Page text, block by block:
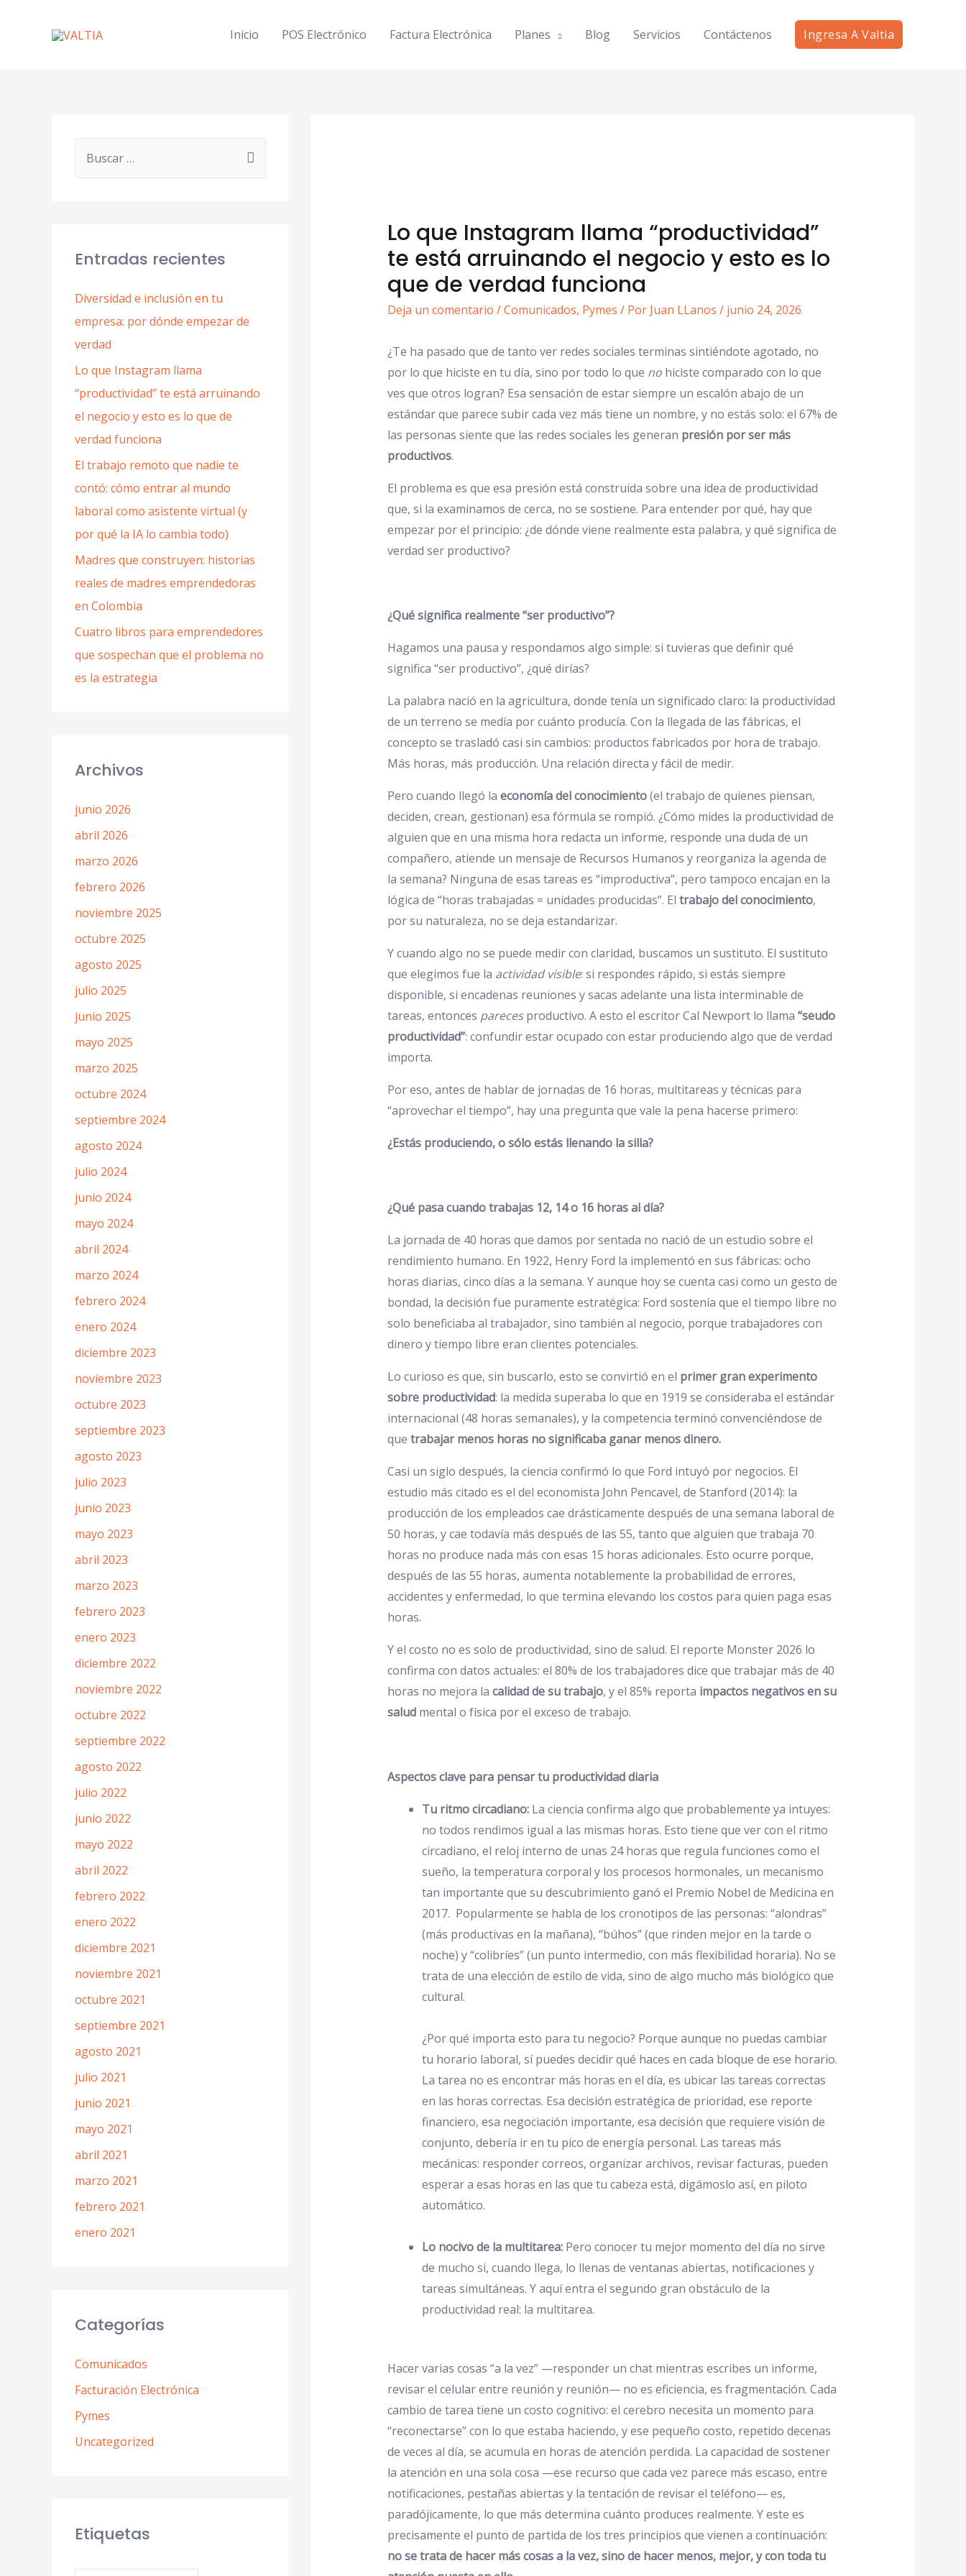
Inicio POS Electrónico Factura Electrónica Planes Blog Servicios Contáctenos Ingresa A Valtia
rEntradas recientes
Diversidad e inclusión en tu
empresa: por dónde empezar de
verdad
Lo que Instagram llama
“productividad” te está arruinando
el negocio y esto es lo que de
verdad funciona
El trabajo remoto que nadie te
contó: cómo entrar al mundo
laboral como asistente virtual (y
por qué la IA lo cambia todo)
Madres que construyen: historias
reales de madres emprendedoras
en Colombia
Cuatro libros para emprendedores
que sospechan que el problema no
es la estrategia
Archivos
junio 2026
abril 2026
marzo 2026
febrero 2026
noviembre 2025
octubre 2025
agosto 2025
julio 2025
junio 2025
mayo 2025
marzo 2025
octubre 2024
septiembre 2024
agosto 2024
julio 2024
junio 2024
mayo 2024
abril 2024
marzo 2024
febrero 2024
enero 2024
diciembre 2023
noviembre 2023
octubre 2023
septiembre 2023
agosto 2023
julio 2023
junio 2023
mayo 2023
abril 2023
marzo 2023
febrero 2023
enero 2023
diciembre 2022
noviembre 2022
octubre 2022
septiembre 2022
agosto 2022
julio 2022
junio 2022
mayo 2022
abril 2022
febrero 2022
enero 2022
diciembre 2021
noviembre 2021
octubre 2021
septiembre 2021
agosto 2021
julio 2021
junio 2021
mayo 2021
abril 2021
marzo 2021
febrero 2021
enero 2021
Categorías
Comunicados
Facturación Electrónica
Pymes
Uncategorized
Etiquetas
Lo que Instagram llama “productividad”
te está arruinando el negocio y esto es lo
que de verdad funciona
Deja un comentario /Comunicados, Pymes / Por Juan LLanos / junio 24, 2026
¿Te ha pasado que de tanto ver redes sociales terminas sintiéndote agotado, no
por lo que hiciste en tu día, sino por todo lo que nohiciste comparado con lo que
ves que otros logran? Esa sensación de estar siempre un escalón abajo de un
estándar que parece subir cada vez más tiene un nombre, y no estás solo: el 67% de
las personas siente que las redes sociales les generan presión por ser más
productivos.
El problema es que esa presión está construida sobre una idea de productividad
que, si la examinamos de cerca, no se sostiene. Para entender por qué, hay que
empezar por el principio: ¿de dónde viene realmente esta palabra, y qué significa de
verdad ser productivo?
¿Qué significa realmente “ser productivo”?
Hagamos una pausa y respondamos algo simple: si tuvieras que definir qué
significa “ser productivo”, ¿qué dirías?
La palabra nació en la agricultura, donde tenía un significado claro: la productividad
de un terreno se medía por cuánto producía. Con la llegada de las fábricas, el
concepto se trasladó casi sin cambios: productos fabricados por hora de trabajo.
Más horas, más producción. Una relación directa y fácil de medir.
Pero cuando llegó la economía del conocimiento(el trabajo de quienes piensan,
deciden, crean, gestionan) esa fórmula se rompió. ¿Cómo mides la productividad de
alguien que en una misma hora redacta un informe, responde una duda de un
compañero, atiende un mensaje de Recursos Humanos y reorganiza la agenda de
la semana? Ninguna de esas tareas es “improductiva”, pero tampoco encajan en la
lógica de “horas trabajadas = unidades producidas”. El trabajo del conocimiento,
por su naturaleza, no se deja estandarizar.
Y cuando algo no se puede medir con claridad, buscamos un sustituto. El sustituto
que elegimos fue la actividad visible: si respondes rápido, si estás siempre
disponible, si encadenas reuniones y sacas adelante una lista interminable de
tareas, entonces parecesproductivo. A esto el escritor Cal Newport lo llama “seudo
productividad”: confundir estar ocupado con estar produciendo algo que de verdad
importa.
Por eso, antes de hablar de jornadas de 16 horas, multitareas y técnicas para
“aprovechar el tiempo”, hay una pregunta que vale la pena hacerse primero:
¿Estás produciendo, o sólo estás llenando la silla?
¿Qué pasa cuando trabajas 12, 14 o 16 horas al día?
La jornada de 40 horas que damos por sentada no nació de un estudio sobre el
rendimiento humano. En 1922, Henry Ford la implementó en sus fábricas: ocho
horas diarias, cinco días a la semana. Y aunque hoy se cuenta casi como un gesto de
bondad, la decisión fue puramente estratégica: Ford sostenía que el tiempo libre no
solo beneficiaba al trabajador, sino también al negocio, porque trabajadores con
dinero y tiempo libre eran clientes potenciales.
Lo curioso es que, sin buscarlo, esto se convirtió en el primer gran experimento
sobre productividad: la medida superaba lo que en 1919 se consideraba el estándar
internacional (48 horas semanales), y la competencia terminó convenciéndose de
que trabajar menos horas no significaba ganar menos dinero.
Casi un siglo después, la ciencia confirmó lo que Ford intuyó por negocios. El
estudio más citado es el del economista John Pencavel, de Stanford (2014): la
producción de los empleados cae drásticamente después de una semana laboral de
50 horas, y cae todavía más después de las 55, tanto que alguien que trabaja 70
horas no produce nada más con esas 15 horas adicionales. Esto ocurre porque,
después de las 55 horas, aumenta notablemente la probabilidad de errores,
accidentes y enfermedad, lo que termina elevando los costos para quien paga esas
horas.
Y el costo no es solo de productividad, sino de salud. El reporte Monster 2026 lo
confirma con datos actuales: el 80% de los trabajadores dice que trabajar más de 40
horas no mejora la calidad de su trabajo, y el 85% reporta impactos negativos en su
saludmental o física por el exceso de trabajo.
Aspectos clave para pensar tu productividad diaria
Tu ritmo circadiano:La ciencia confirma algo que probablemente ya intuyes:
no todos rendimos igual a las mismas horas. Esto tiene que ver con el ritmo
circadiano, el reloj interno de unas 24 horas que regula funciones como el
sueño, la temperatura corporal y los procesos hormonales, un mecanismo
tan importante que su descubrimiento ganó el Premio Nobel de Medicina en
2017. Popularmente se habla de los cronotipos de las personas: “alondras”
(más productivas en la mañana), “búhos” (que rinden mejor en la tarde o
noche) y “colibríes” (un punto intermedio, con más flexibilidad horaria). No se
trata de una elección de estilo de vida, sino de algo mucho más biológico que
cultural.
¿Por qué importa esto para tu negocio? Porque aunque no puedas cambiar
tu horario laboral, sí puedes decidir qué haces en cada bloque de ese horario.
La tarea no es encontrar más horas en el día, es ubicar las tareas correctas
en las horas correctas. Esa decisión estratégica de prioridad, ese reporte
financiero, esa negociación importante, esa decisión que requiere visión de
conjunto, debería ir en tu pico de energía personal. Las tareas más
mecánicas: responder correos, organizar archivos, revisar facturas, pueden
esperar a esas horas en las que tu cabeza está, digámoslo así, en piloto
automático.
Lo nocivo de la multitarea:Pero conocer tu mejor momento del día no sirve
de mucho si, cuando llega, lo llenas de ventanas abiertas, notificaciones y
tareas simultáneas. Y aquí entra el segundo gran obstáculo de la
productividad real: la multitarea.
Hacer varias cosas “a la vez” —responder un chat mientras escribes un informe,
revisar el celular entre reunión y reunión— no es eficiencia, es fragmentación. Cada
cambio de tarea tiene un costo cognitivo: el cerebro necesita un momento para
“reconectarse” con lo que estaba haciendo, y ese pequeño costo, repetido decenas
de veces al día, se acumula en horas de atención perdida. La capacidad de sostener
la atención en una sola cosa —ese recurso que cada vez parece más escaso, entre
notificaciones, pestañas abiertas y la tentación de revisar el teléfono— es,
paradójicamente, lo que más determina cuánto produces realmente. Y este es
precisamente el punto de partida de los tres principios que vienen a continuación:
no se trata de hacer más cosas a la vez, sino de hacer menos, mejor, y con toda tu